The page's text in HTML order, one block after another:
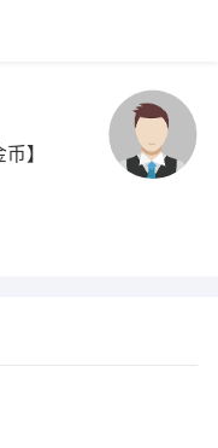
】